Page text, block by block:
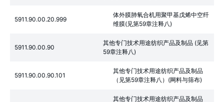
5911.90.00.20.999
体外膜肺氧合机用聚甲基戊烯中空纤
维膜(见第59章注释八)
5911.90.00.90
其他专门技术用途纺织产品及制品 (见第
59章注释八)
5911.90.00.90.101
其他专门技术用途纺织产品及制品
（见第59章注释八）(网料与筛布)
其他专门技术用途纺织产品及制品